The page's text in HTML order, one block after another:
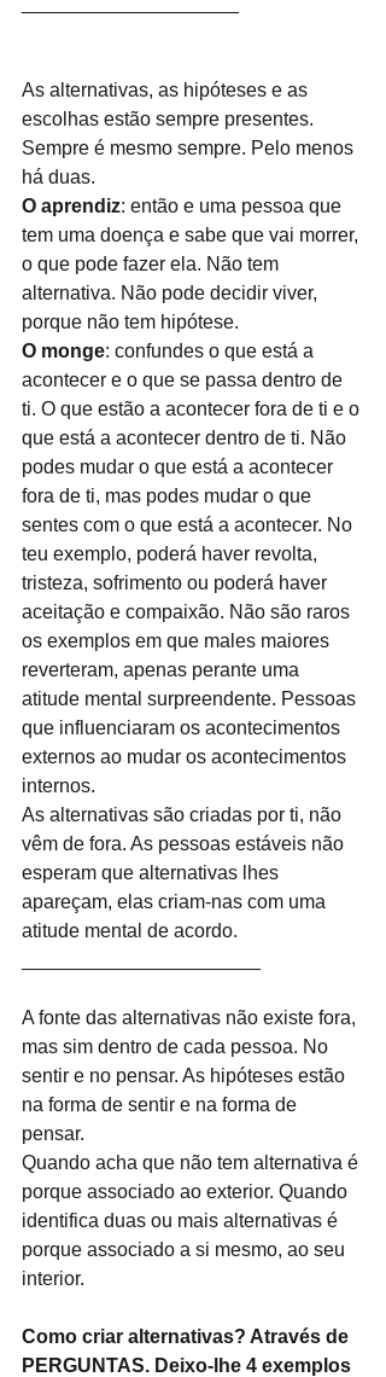
As alternativas, as hipóteses e as
escolhas estão sempre presentes.
Sempre é mesmo sempre. Pelo menos
há duas.
O aprendiz: então e uma pessoa que
tem uma doença e sabe que vai morrer,
o que pode fazer ela. Não tem
alternativa. Não pode decidir viver,
porque não tem hipótese.
O monge: confundes o que está a
acontecer e o que se passa dentro de
ti. O que estão a acontecer fora de ti e o
que está a acontecer dentro de ti. Não
podes mudar o que está a acontecer
fora de ti, mas podes mudar o que
sentes com o que está a acontecer. No
teu exemplo, poderá haver revolta,
tristeza, sofrimento ou poderá haver
aceitação e compaixão. Não são raros
os exemplos em que males maiores
reverteram, apenas perante uma
atitude mental surpreendente. Pessoas
que influenciaram os acontecimentos
externos ao mudar os acontecimentos
internos.
As alternativas são criadas por ti, não
vêm de fora. As pessoas estáveis não
esperam que alternativas lhes
apareçam, elas criam-nas com uma
atitude mental de acordo.
A fonte das alternativas não existe fora,
mas sim dentro de cada pessoa. No
sentir e no pensar. As hipóteses estão
na forma de sentir e na forma de
pensar.
Quando acha que não tem alternativa é
porque associado ao exterior. Quando
identifica duas ou mais alternativas é
porque associado a si mesmo, ao seu
interior.
Como criar alternativas? Através de
PERGUNTAS. Deixo-lhe 4 exemplos